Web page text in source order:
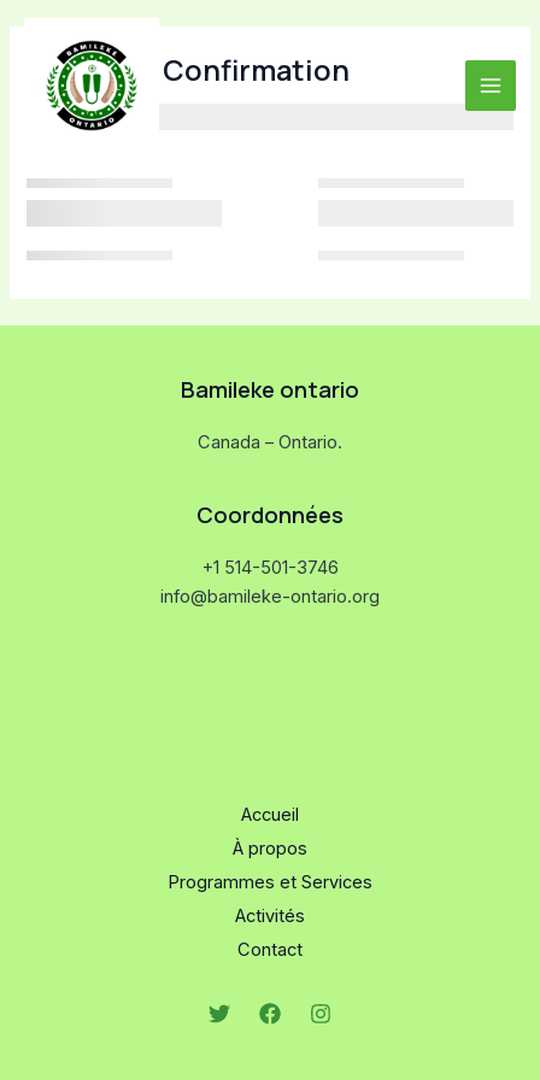
Aller
contenu
Main
Menu
Donation Confirmation
Bamileke ontario​
Canada – Ontario.
Coordonnées
+1 514-501-3746
info@bamileke-ontario.org
Accueil
À propos
Programmes et Services
Activités
Contact